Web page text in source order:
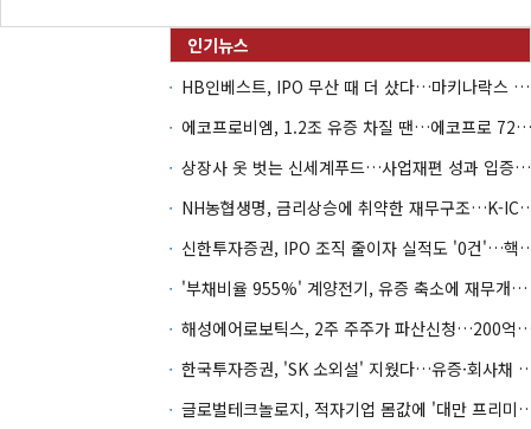
HB인베스트, IPO 무산 때 더 샀다…마키나락스 투자 2.7배 회수
에코프로비엠, 1.2조 유증 차질 땐…에코프로 7270억 '독박'
상장사 옷 벗는 신세계푸드…사업재편 성과 입증할까
NH농협생명, 금리상승에 취
신한투자증권, IPO 조직 줄
'부채비율 955%' 계양전기, 유증 축소에 재무개선 효과 '뚝'
해성에어로보틱스, 2주 주주가 파산
한국투자증권, 'SK 소외설' 지웠
글로벌테크놀로지, 적자기업 몸값